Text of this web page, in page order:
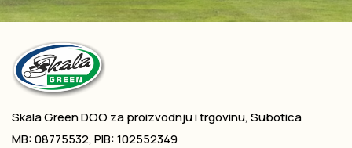
Skala Green DOO za proizvodnju i trgovinu, Subotica
MB: 08775532, PIB: 102552349